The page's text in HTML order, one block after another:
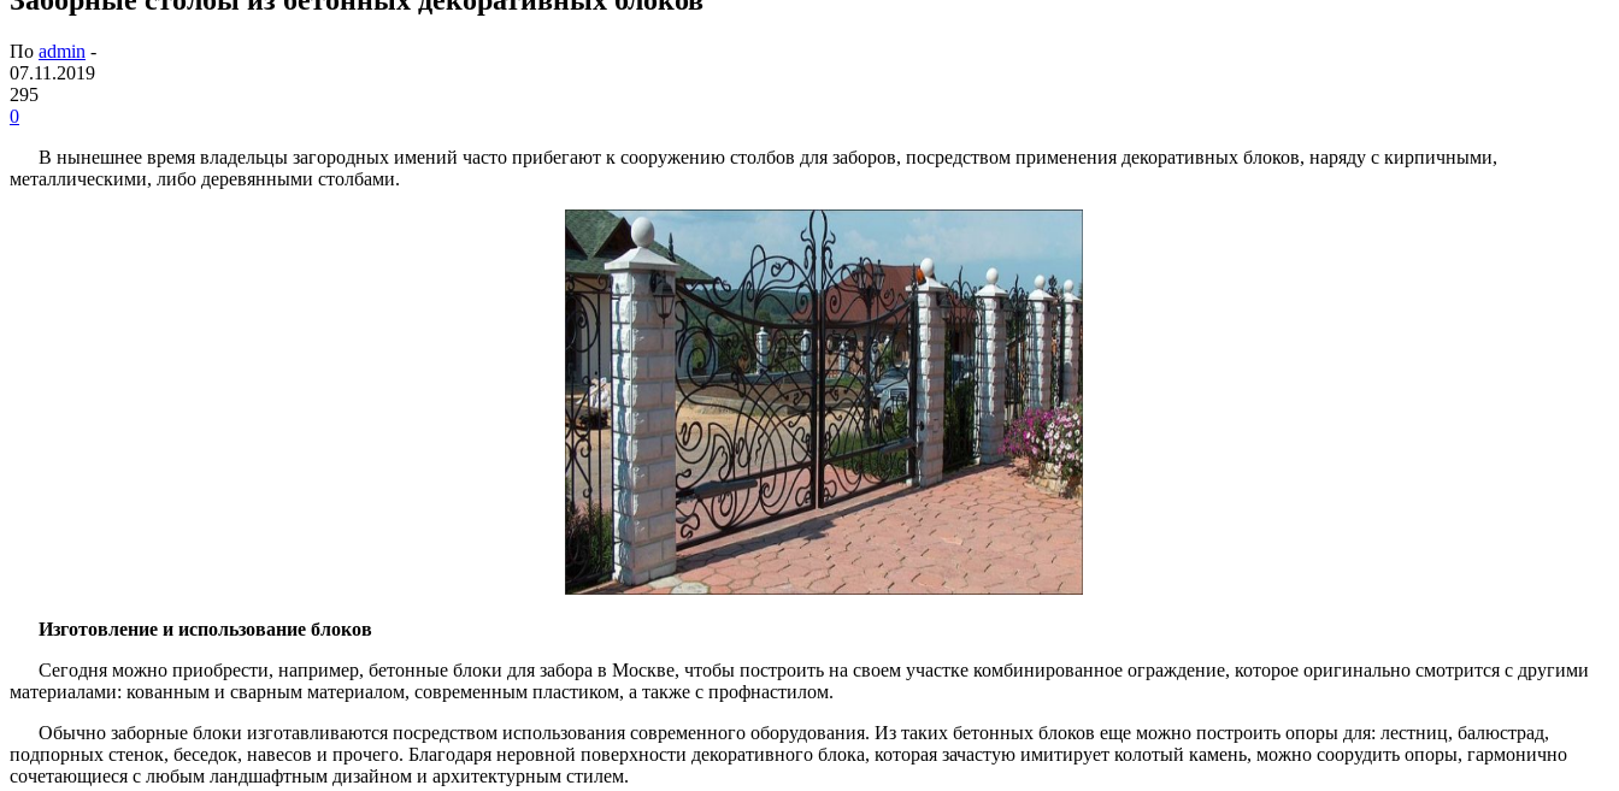
По admin -
07.11.2019
295
0
В нынешнее время владельцы загородных имений часто прибегают к сооружению столбов для заборов, посредством применения декоративных блоков, наряду с кирпичными,
металлическими, либо деревянными столбами.
Изготовление и использование блоков
Сегодня можно приобрести, например, бетонные блоки для забора в Москве, чтобы построить на своем участке комбинированное ограждение, которое оригинально смотрится с другими
материалами: кованным и сварным материалом, современным пластиком, а также с профнастилом.
Обычно заборные блоки изготавливаются посредством использования современного оборудования. Из таких бетонных блоков еще можно построить опоры для: лестниц, балюстрад,
подпорных стенок, беседок, навесов и прочего. Благодаря неровной поверхности декоративного блока, которая зачастую имитирует колотый камень, можно соорудить опоры, гармонично
сочетающиеся с любым ландшафтным дизайном и архитектурным стилем.